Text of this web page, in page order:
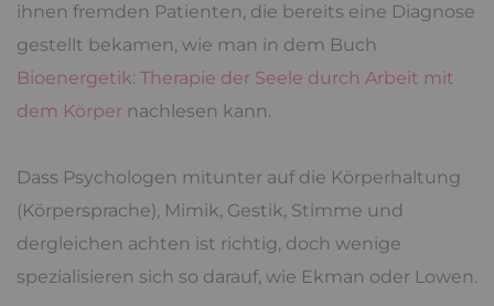
ihnen fremden Patienten, die bereits eine Diagnose
gestellt bekamen, wie man in dem Buch
Bioenergetik: Therapie der Seele durch Arbeit mit
dem Körper nachlesen kann.
Dass Psychologen mitunter auf die Körperhaltung
(Körpersprache), Mimik, Gestik, Stimme und
dergleichen achten ist richtig, doch wenige
spezialisieren sich so darauf, wie Ekman oder Lowen.